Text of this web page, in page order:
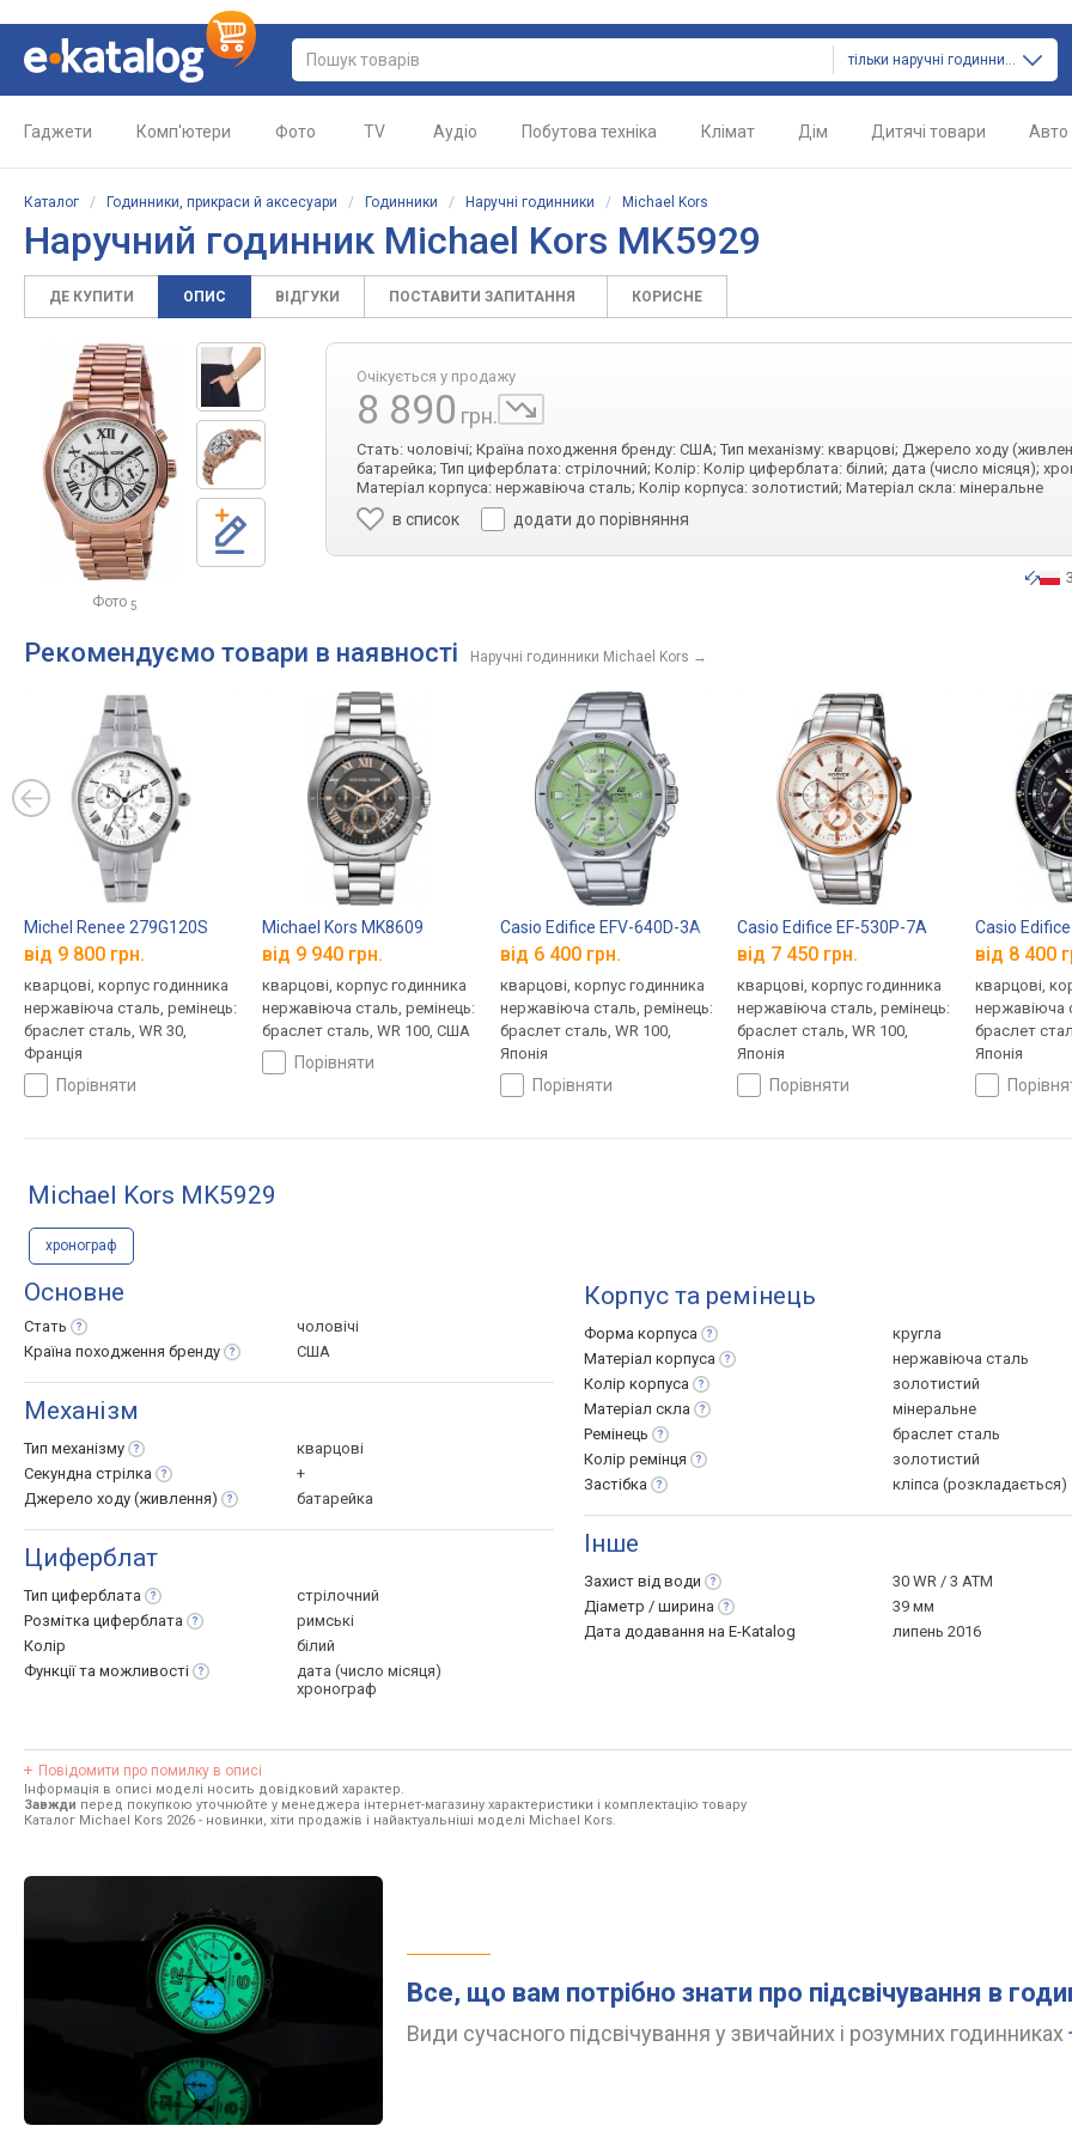
тільки наручні годинники
Гаджети Комп'ютери Фото TV Аудіо Побутова техніка Клімат Дім Дитячі товари Авто
Каталог / Годинники, прикраси й аксесуари / Годинники / Наручні годинники / Michael Kors
Наручний годинник Michael Kors MK5929
ДЕ КУПИТИ ОПИС ВІДГУКИ ПОСТАВИТИ ЗАПИТАННЯ КОРИСНЕ
Фото 5
Очікується у продажу
8 890 грн.
Стать: чоловічі; Країна походження бренду: США; Тип механізму: кварцові; Джерело ходу
батарейка; Тип циферблата: стрілочний; Колір: Колір циферблата: білий; дата (число місяця);
Матеріал корпуса: нержавіюча сталь; Колір корпуса: золотистий; Матеріал скла: мінеральне
в список додати до порівняння
Рекомендуємо товари в наявності Наручні годинники Michael Kors →
Michel Renee 279G120S
від 9 800 грн.
кварцові, корпус годинника
нержавіюча сталь, ремінець:
браслет сталь, WR 30,
Франція
порівняти
Michael Kors MK8609
від 9 940 грн.
кварцові, корпус годинника
нержавіюча сталь, ремінець:
браслет сталь, WR 100, США
порівняти
Casio Edifice EFV-640D-3A
від 6 400 грн.
кварцові, корпус годинника
нержавіюча сталь, ремінець:
браслет сталь, WR 100,
Японія
порівняти
Casio Edifice EF-530P-7A
від 7 450 грн.
кварцові, корпус годинника
нержавіюча сталь, ремінець:
браслет сталь, WR 100,
Японія
порівняти
Casio
від 8 400
кварцові,
нержавіюча
браслет
Японія
Michael Kors MK5929
хронограф
Основне
Стать
чоловічі
Країна походження бренду США
Механізм
Тип механізму
кварцові
Секундна стрілка
+
Джерело ходу (живлення) батарейка
Циферблат
Тип циферблата
стрілочний
Розмітка циферблата
римські
Колір
білий
Функції та можливості
дата (число місяця)
хронограф
Корпус та ремінець
Форма корпуса
кругла
Матеріал корпуса
нержавіюча сталь
Колір корпуса
золотистий
Матеріал скла
мінеральне
Ремінець
браслет сталь
Колір ремінця
золотистий
Застібка
кліпса (розкладається)
Інше
Захист від води
30 WR / 3 ATM
Діаметр / ширина
39 мм
Дата додавання на E-Katalog
липень 2016
Повідомити про помилку в описі
Інформація в описі моделі носить довідковий характер.
Завжди перед покупкою уточнюйте у менеджера інтернет-магазину характеристики і комплектацію товару
Каталог Michael Kors 2026 - новинки, хіти продажів і найактуальніші моделі Michael Kors.
Все, що вам потрібно знати про підсвічування в
Види сучасного підсвічування у звичайних і розумних годинниках